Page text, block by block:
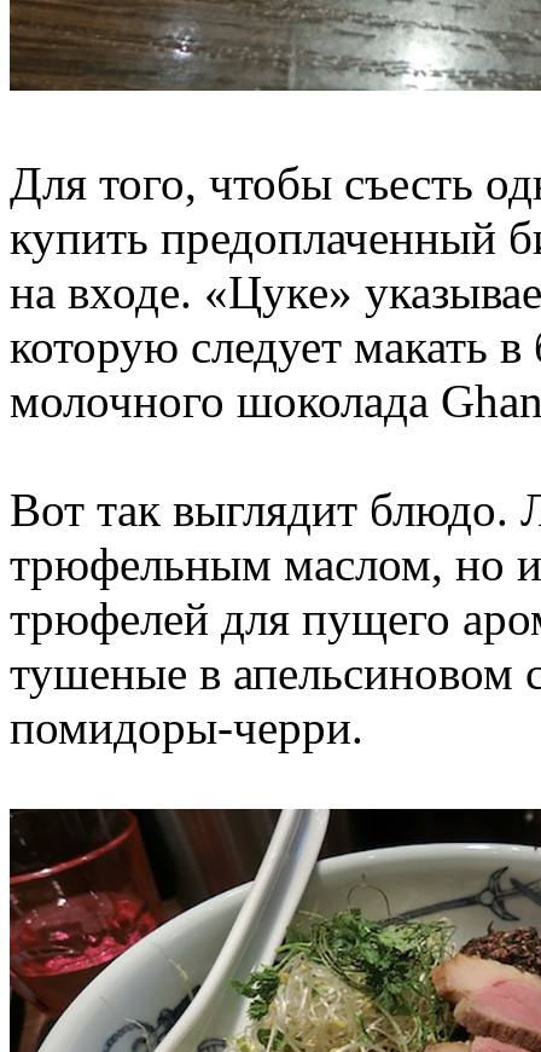
Для того, чтобы съесть
купить предоплаченный
на входе. «Цуке»
которую следует макать
молочного шоколада
Вот так выглядит блюдо.
трюфельным маслом, но
трюфелей для пущего
тушеные в апельсиновом
помидоры-черри.